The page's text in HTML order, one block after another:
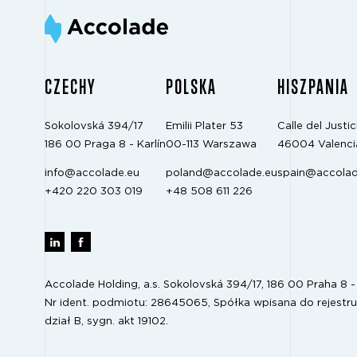
CZECHY
Sokolovská 394/17
186 00 Praga 8 - Karlín
info@accolade.eu
+420 220 303 019
POLSKA
Emilii Plater 53
00-113 Warszawa
poland@accolade.eu
+48 508 611 226
HISZPANIA
Calle del
46004
Accolade Holding, a.s. Sokolovská 394/17, 186 00 Praha 8 -
Nr ident. podmiotu: 28645065, Spółka wpisana do
dział B, sygn. akt 19102.